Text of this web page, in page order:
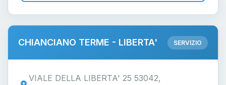
CHIANCIANO TERME - LIBERTA' SERVIZIO
VIALE DELLA LIBERTA' 25 53042,